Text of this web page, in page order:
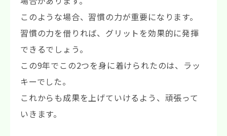
このような場合、習慣の力が重要になります。
習慣の力を借りれば、グリットを効果的に発揮
できるでしょう。
この9年でこの2つを身に着けられたのは、ラッ
キーでした。
これからも成果を上げていけるよう、頑張って
いきます。